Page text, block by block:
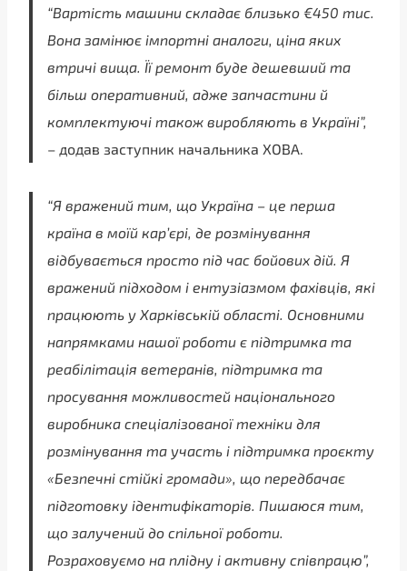
“Вартість машини складає близько €450 тис.
Вона замінює імпортні аналоги, ціна яких
втричі вища. Її ремонт буде дешевший та
більш оперативний, адже запчастини й
комплектуючі також виробляють в Україні”,
– додав заступник начальника ХОВА.
“Я вражений тим, що Україна – це перша
країна в моїй кар’єрі, де розмінування
відбувається просто під час бойових дій. Я
вражений підходом і ентузіазмом фахівців, які
працюють у Харківській області. Основними
напрямками нашої роботи є підтримка та
реабілітація ветеранів, підтримка та
просування можливостей національного
виробника спеціалізованої техніки для
розмінування та участь і підтримка проєкту
«Безпечні стійкі громади», що передбачає
підготовку ідентифікаторів. Пишаюся тим,
що залучений до спільної роботи.
Розраховуємо на плідну і активну співпрацю”,